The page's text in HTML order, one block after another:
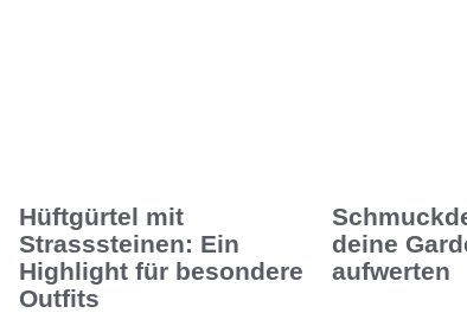
Hüftgürtel mit
Strasssteinen: Ein
Highlight für besondere
Outfits
deine
aufwerten